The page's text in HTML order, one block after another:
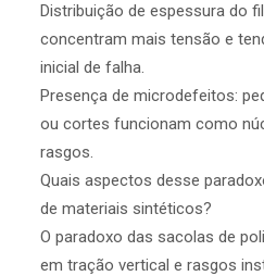
Distribuição de espessura do
concentram mais tensão e
inicial de falha.
Presença de microdefeitos:
ou cortes funcionam como
rasgos.
Quais aspectos desse
de materiais sintéticos?
O paradoxo das sacolas de
em tração vertical e rasgos